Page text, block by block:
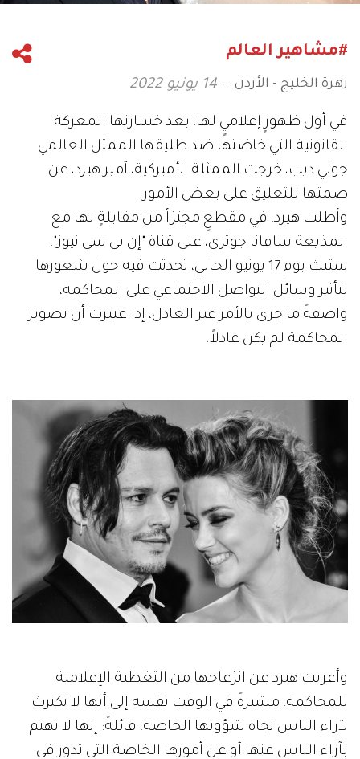
#مشاهير العالم
زهرة الخليج - الأردن 14 يونيو 2022
في أول ظهورٍ إعلاميٍ لها، بعد خسارتها المعركة
القانونية التي خاضتها ضد طليقها الممثل العالمي
جوني ديب، خرجت الممثلة الأميركية، آمبر هيرد، عن
صمتها للتعليق على بعض الأمور.
وأطلت هيرد، في مقطعِ مجتزأ من مقابلةٍ لها مع
المذيعة سافانا جوثري، على قناة "إن بي سي نيوز"،
ستبث يوم 17 يونيو الحالي، تحدثت فيه حول شعورها
بتأثير وسائل التواصل الاجتماعي على المحاكمة،
واصفةً ما جرى بالأمر غير العادل، إذ اعتبرت أن تصوير
المحاكمة لم يكن عادلاً.
وأعربت هيرد عن انزعاجها من التغطية الإعلامية
للمحاكمة، مشيرةً في الوقت نفسه إلى أنها لا تكترث
لآراء الناس تجاه شؤونها الخاصة، قائلةً: إنها لا تهتم
بآراء الناس عنها أو عن أمورها الخاصة التي تدور في